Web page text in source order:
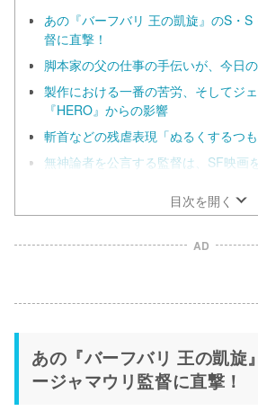
あの『バーフバリ 王の凱旋』のS・
督に直撃！
脚本家の父の仕事の手伝いが、今日
製作における一番の苦労、そしてジ
『HERO』からの影響
斬首などの残虐表現「ぬるくするつも
無神論者を公言する監督は、SF映画
目次を開く
AD
あの『バーフバリ 王の凱旋
ージャマウリ監督に直撃！